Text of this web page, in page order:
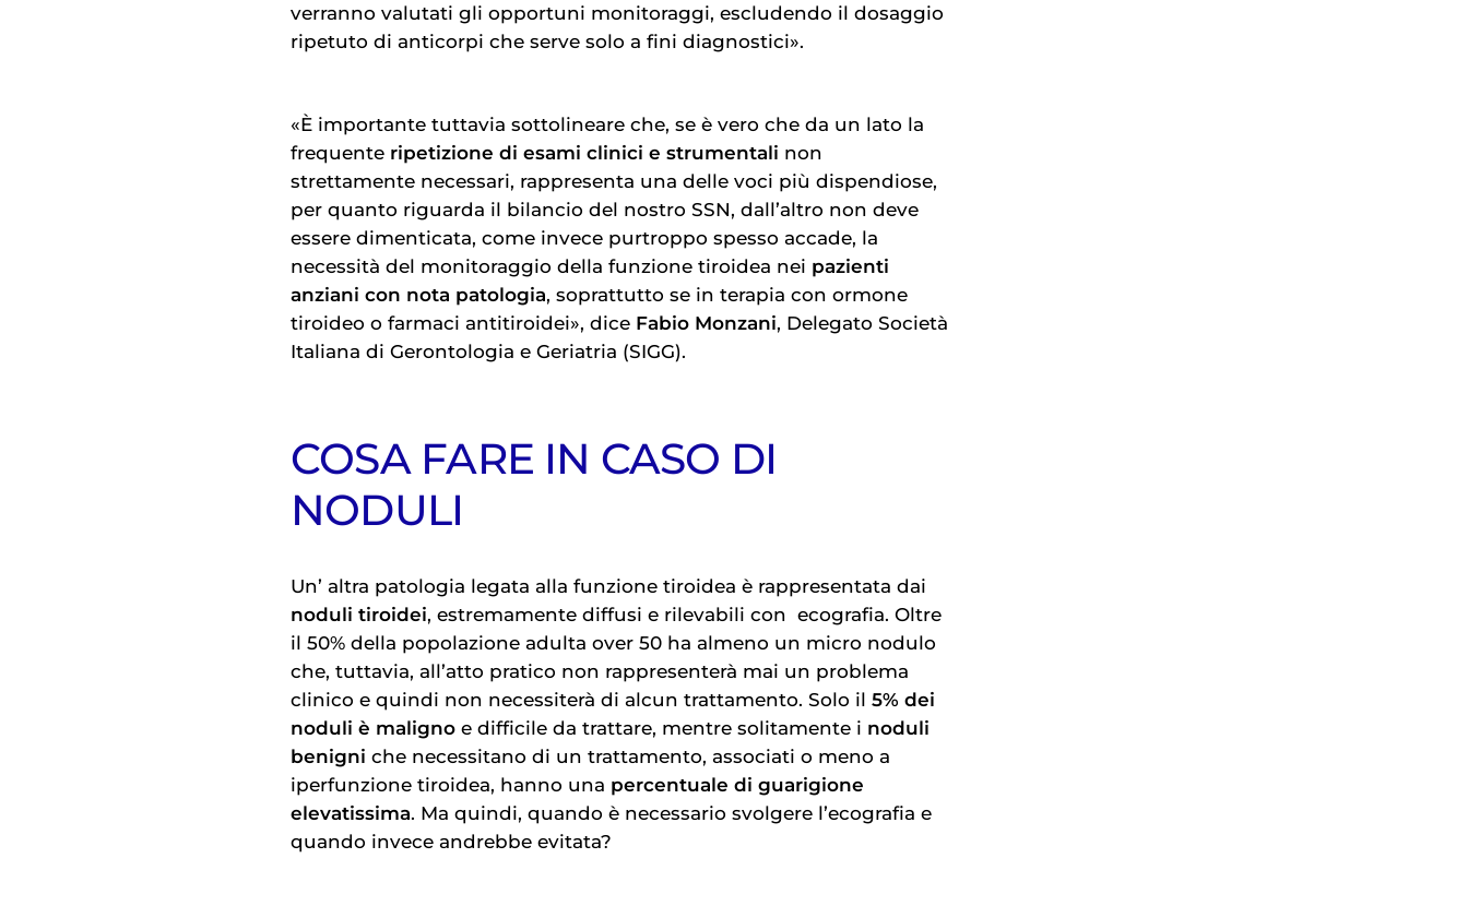
verranno valutati gli opportuni monitoraggi, escludendo il dosaggio
ripetuto di anticorpi che serve solo a fini diagnostici».
«È importante tuttavia sottolineare che, se è vero che da un lato la
frequente ripetizione di esami clinici e strumentali non
strettamente necessari, rappresenta una delle voci più dispendiose,
per quanto riguarda il bilancio del nostro SSN, dall’altro non deve
essere dimenticata, come invece purtroppo spesso accade, la
necessità del monitoraggio della funzione tiroidea nei pazienti
anziani con nota patologia, soprattutto se in terapia con ormone
tiroideo o farmaci antitiroidei», dice Fabio Monzani, Delegato Società
Italiana di Gerontologia e Geriatria (SIGG).
COSA FARE IN CASO DI
NODULI
Un’ altra patologia legata alla funzione tiroidea è rappresentata dai
noduli tiroidei, estremamente diffusi e rilevabili con ecografia. Oltre
il 50% della popolazione adulta over 50 ha almeno un micro nodulo
che, tuttavia, all’atto pratico non rappresenterà mai un problema
clinico e quindi non necessiterà di alcun trattamento. Solo il 5% dei
noduli è maligno e difficile da trattare, mentre solitamente i noduli
benigni che necessitano di un trattamento, associati o meno a
iperfunzione tiroidea, hanno una percentuale di guarigione
elevatissima. Ma quindi, quando è necessario svolgere l’ecografia e
quando invece andrebbe evitata?